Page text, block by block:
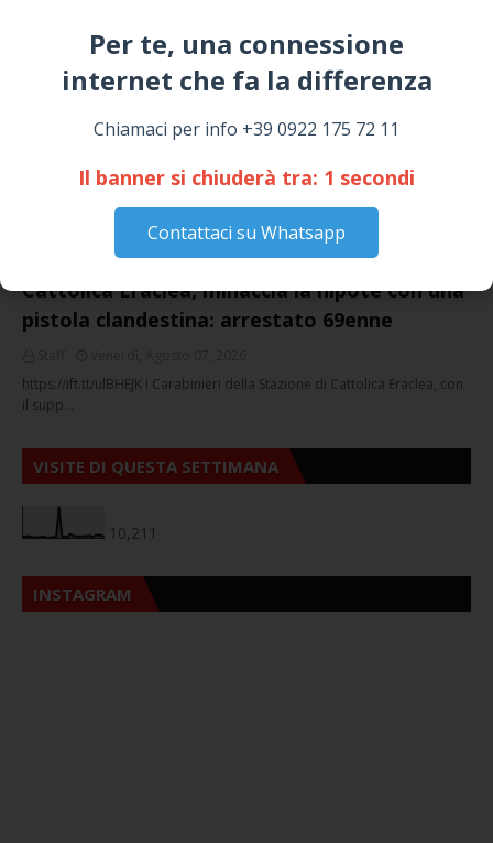
Per te, una connessione
internet che fa la differenza​
Chiamaci per info +39 0922 175 72 11
Il banner si chiuderà tra: 1 secondi
Contattaci su Whatsapp
March 16, 2026
Cattolica Eraclea, minaccia la nipote con una
pistola clandestina: arrestato 69enne
https://ift.tt/ulBHEJK I Carabinieri della Stazione di Cattolica Eraclea, con
il supp…
VISITE DI QUESTA SETTIMANA
10,211
INSTAGRAM